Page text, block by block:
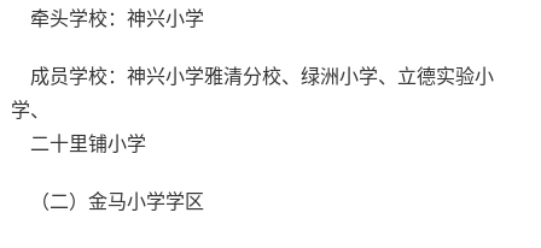
牵头学校：神兴小学
成员学校：神兴小学雅清分校、绿洲小学、立德实验小
学、
二十里铺小学
（二）金马小学学区